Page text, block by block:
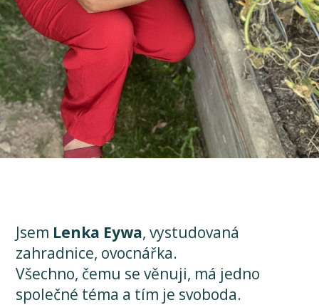
Jsem Lenka Eywa, vystudovaná
zahradnice, ovocnářka.
Všechno, čemu se věnuji, má jedno
společné téma a tím je svoboda.